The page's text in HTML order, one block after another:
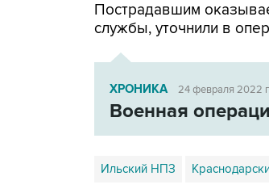
Пострадавшим
службы, уточнили в
ХРОНИКА 24 февраля 2022
Военная
Ильский НПЗ